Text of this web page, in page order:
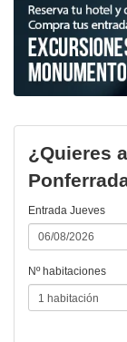
¿Quieres
Entrada Jueves
Nº habitaciones